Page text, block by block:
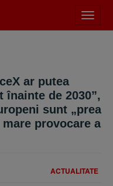
meniu
ar putea
înainte de 2030”,
sunt „prea
provocare a
ACTUALITATE